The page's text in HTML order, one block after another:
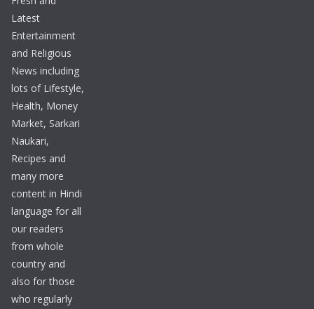
Latest
Entertainment
and Religious
News including
lots of Lifestyle,
Health, Money
Market, Sarkari
Naukari,
Recipes and
many more
content in Hindi
language for all
our readers
from whole
country and
also for those
who regularly